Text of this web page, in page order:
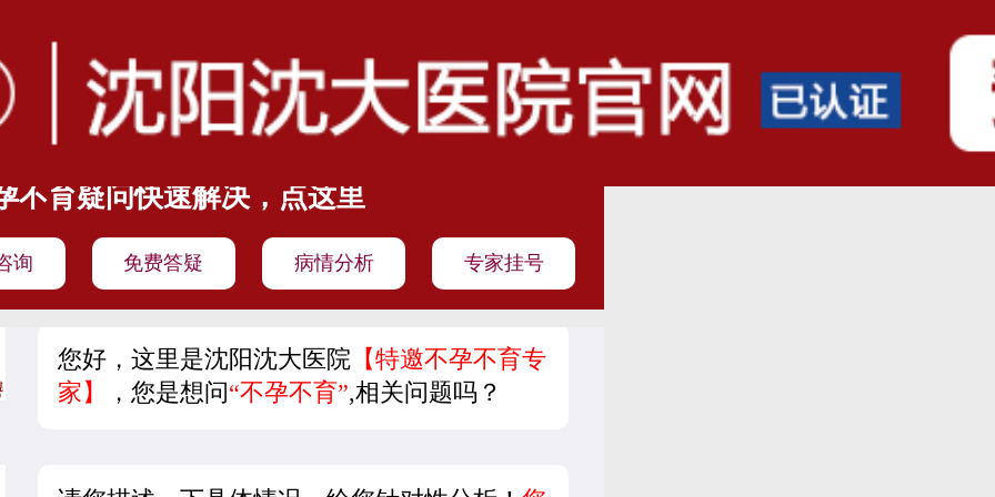
不育疑问快速解决，点这里
询 免费答疑 病情分析 专家挂号
您好，这里是沈阳沈大医院【特邀不孕不育专
家】
，您是想问“不孕不育”,相关问题吗？